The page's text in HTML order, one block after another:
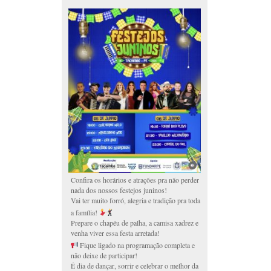
Confira os horários e atrações pra não perder
nada dos nossos festejos juninos!
Vai ter muito forró, alegria e tradição pra toda
a família!
Prepare o chapéu de palha, a camisa xadrez e
venha viver essa festa arretada!
Fique ligado na programação completa e
não deixe de participar!
É dia de dançar, sorrir e celebrar o melhor da